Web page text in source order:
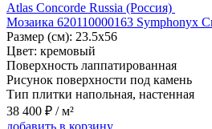
Atlas Concorde Russia (Россия)
Мозаика 620110000163 Symphonyx
Размер (см): 23.5x56
Цвет: кремовый
Поверхность лаппатированная
Рисунок поверхности под камень
Тип плитки напольная, настенная
38 400 ₽ / м²